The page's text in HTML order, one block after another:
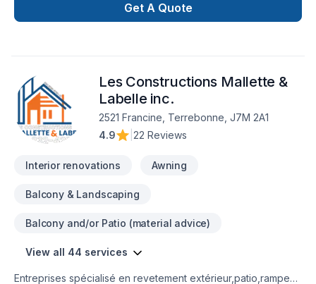
pour répondre aux besoins de la clientèle des Hautes-
Laurentides et de la Vallée-de-la-Gatineau. EMR Électrique
Get A Quote
Les Constructions Mallette &
Labelle inc.
2521 Francine, Terrebonne, J7M 2A1
4.9
22 Reviews
Interior renovations Awning
Balcony & Landscaping
Balcony and/or Patio (material advice)
View all 44 services
Entreprises spécialisé en revetement extérieur,patio,rampe